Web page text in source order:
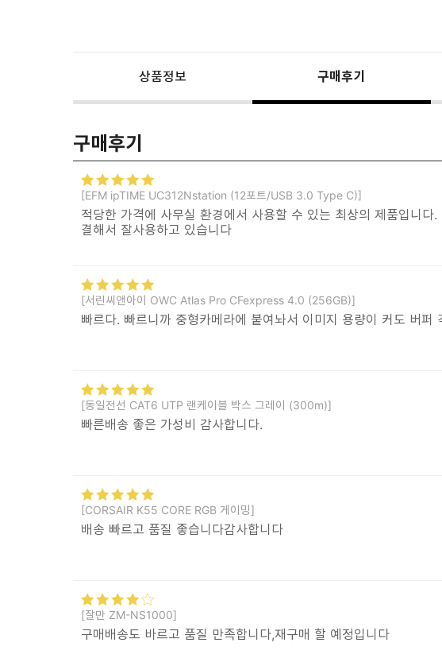
상품정보 구매후기
구매후기
[EFM ipTIME UC312Nstation (12포트/USB 3.0 Type C)]
적당한 가격에 사무실 환경에서 사용할 수 있는 최상의 제품입니
결해서 잘사용하고 있습니다
[서린씨앤아이 OWC Atlas Pro CFexpress 4.0 (256GB)]
빠르다. 빠르니까 중형카메라에 붙여놔서 이미지 용량이 커도 버퍼
[동일전선 CAT6 UTP 랜케이블 박스 그레이 (300m)]
빠른배송 좋은 가성비 감사합니다.
[CORSAIR K55 CORE RGB 게이밍]
배송 빠르고 품질 좋습니다감사합니다
[잘만 ZM-NS1000]
구매배송도 바르고 품질 만족합니다,재구매 할 예정입니다